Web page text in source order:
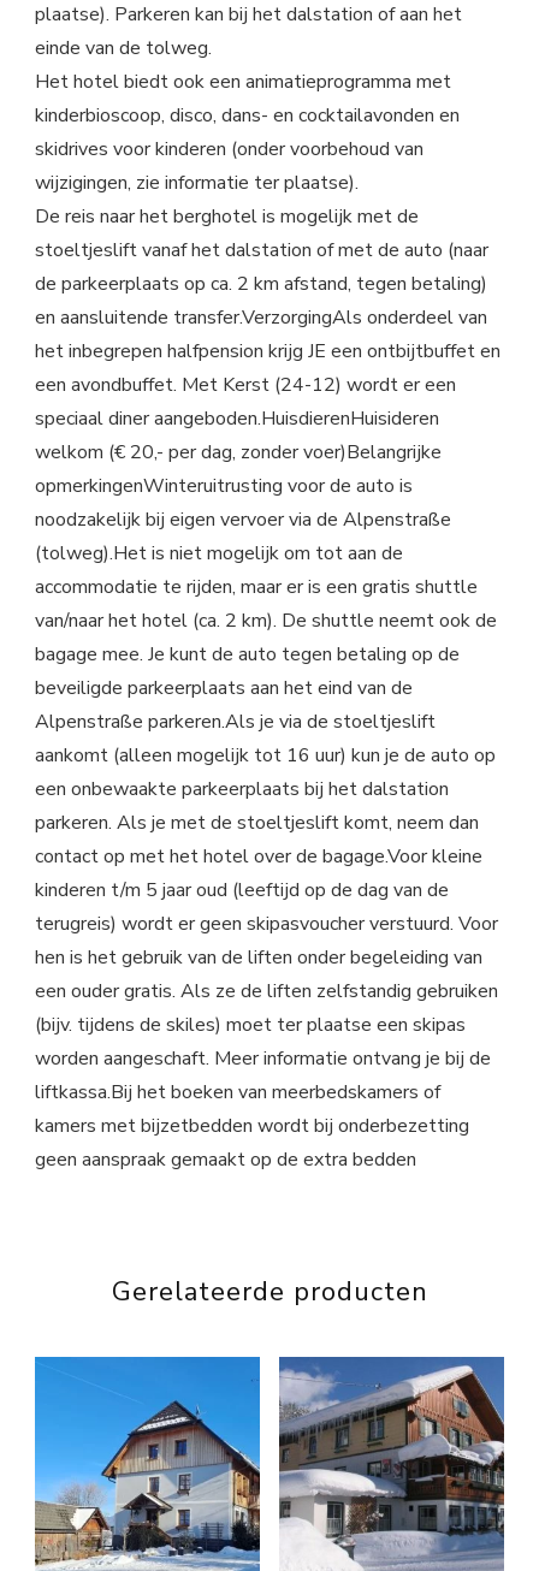
plaatse). Parkeren kan bij het dalstation of aan het
einde van de tolweg.
Het hotel biedt ook een animatieprogramma met
kinderbioscoop, disco, dans- en cocktailavonden en
skidrives voor kinderen (onder voorbehoud van
wijzigingen, zie informatie ter plaatse).
De reis naar het berghotel is mogelijk met de
stoeltjeslift vanaf het dalstation of met de auto (naar
de parkeerplaats op ca. 2 km afstand, tegen betaling)
en aansluitende transfer.VerzorgingAls onderdeel van
het inbegrepen halfpension krijg JE een ontbijtbuffet en
een avondbuffet. Met Kerst (24-12) wordt er een
speciaal diner aangeboden.HuisdierenHuisideren
welkom (€ 20,- per dag, zonder voer)Belangrijke
opmerkingenWinteruitrusting voor de auto is
noodzakelijk bij eigen vervoer via de Alpenstraße
(tolweg).Het is niet mogelijk om tot aan de
accommodatie te rijden, maar er is een gratis shuttle
van/naar het hotel (ca. 2 km). De shuttle neemt ook de
bagage mee. Je kunt de auto tegen betaling op de
beveiligde parkeerplaats aan het eind van de
Alpenstraße parkeren.Als je via de stoeltjeslift
aankomt (alleen mogelijk tot 16 uur) kun je de auto op
een onbewaakte parkeerplaats bij het dalstation
parkeren. Als je met de stoeltjeslift komt, neem dan
contact op met het hotel over de bagage.Voor kleine
kinderen t/m 5 jaar oud (leeftijd op de dag van de
terugreis) wordt er geen skipasvoucher verstuurd. Voor
hen is het gebruik van de liften onder begeleiding van
een ouder gratis. Als ze de liften zelfstandig gebruiken
(bijv. tijdens de skiles) moet ter plaatse een skipas
worden aangeschaft. Meer informatie ontvang je bij de
liftkassa.Bij het boeken van meerbedskamers of
kamers met bijzetbedden wordt bij onderbezetting
geen aanspraak gemaakt op de extra bedden
Gerelateerde producten